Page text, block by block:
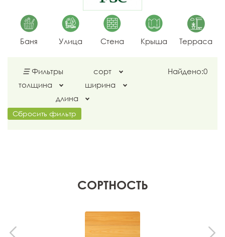
Баня Улица Стена Крыша Терраса
☰ Фильтры
сорт
толщина
ширина
длина
Найдено:0
Сбросить фильтр
СОРТНОСТЬ